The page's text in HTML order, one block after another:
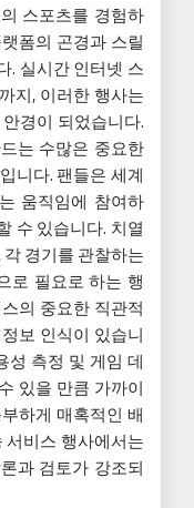
스포츠를 경험하
폼의 곤경과 스릴
. 실시간 인터넷 스
지, 이러한 행사는
경이 되었습니다.
는 수많은 중요한
니다. 팬들은 세계
움직임에 참여하
수 있습니다. 치열
경기를 관찰하는
로 필요로 하는 행
의 중요한 직관적
보 인식이 있습니
성 측정 및 게임 데
있을 만큼 가까이
하게 매혹적인 배
서비스 행사에서는
과 검토가 강조되